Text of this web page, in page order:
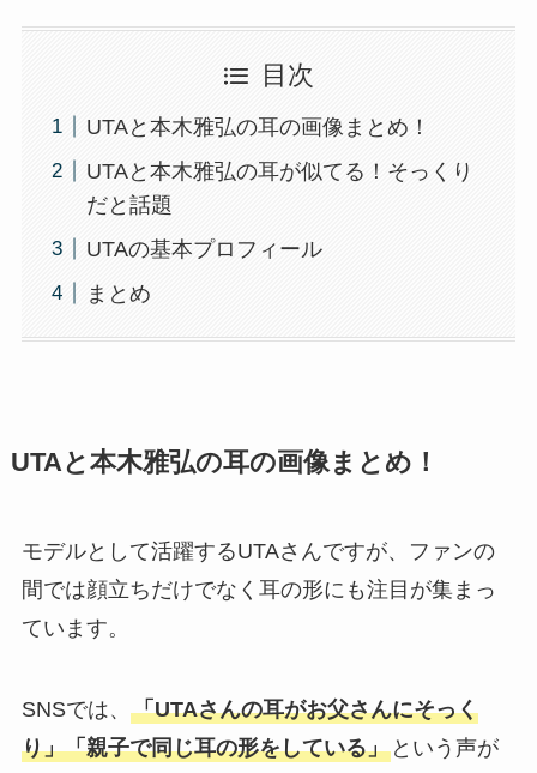
目次
UTAと本木雅弘の耳の画像まとめ！
UTAと本木雅弘の耳が似てる！そっくり
だと話題
UTAの基本プロフィール
まとめ
UTAと本木雅弘の耳の画像まとめ！
モデルとして活躍するUTAさんですが、ファンの
間では顔立ちだけでなく耳の形にも注目が集まっ
ています。
SNSでは、 「UTAさんの耳がお父さんにそっく
り」「親子で同じ耳の形をしている」という声が